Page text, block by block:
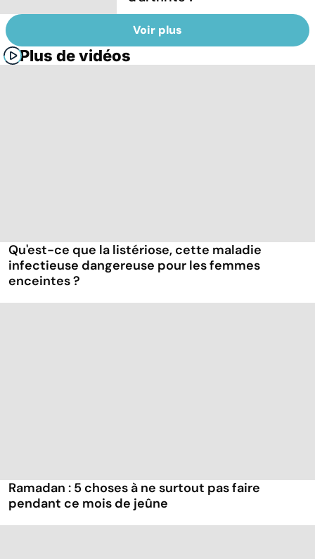
Voir plus
Plus de vidéos
Qu'est-ce que la listériose, cette maladie
infectieuse dangereuse pour les femmes
enceintes ?
Ramadan : 5 choses à ne surtout pas faire
pendant ce mois de jeûne